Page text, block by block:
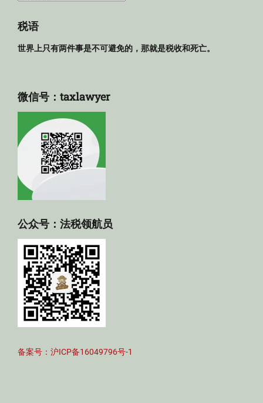
库
税语
世界上只有两件事是不可避免的，那就是税收和死亡。
微信号：taxlawyer
公众号：法税领航员
备案号：沪ICP备16049796号-1